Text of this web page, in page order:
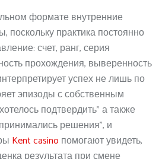
формате внутренние
поскольку практика постоянно
счет, ранг, серия
прохождения, выверенность
успех не лишь по
эпизоды с собственным
подтвердить” а также
решения”, и
Kent casino помогают увидеть,